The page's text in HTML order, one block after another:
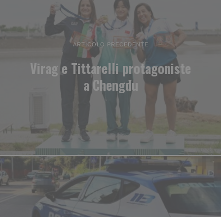
ARTICOLO PRECEDENTE
Virag e Tittarelli protagoniste
a Chengdu